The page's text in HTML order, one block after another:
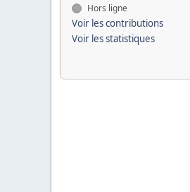
Hors ligne
Voir les contributions
Voir les statistiques